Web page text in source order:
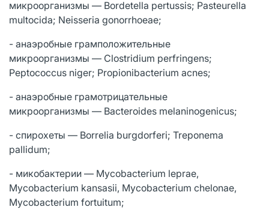
микроорганизмы — Bordetella pertussis; Pasteurella
multocida; Neisseria gonorrhoeae;
- анаэробные грамположительные
микроорганизмы — Clostridium perfringens;
Peptococcus niger; Propionibacterium acnes;
- анаэробные грамотрицательные
микроорганизмы — Bacteroides melaninogenicus;
- спирохеты — Borrelia burgdorferi; Treponema
pallidum;
- микобактерии — Mycobacterium leprae,
Mycobacterium kansasii, Mycobacterium chelonae,
Mycobacterium fortuitum;